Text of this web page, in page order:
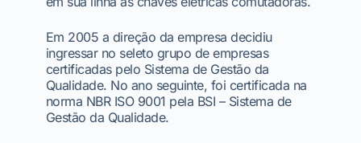
Em 2005 a direção da empresa decidiu
ingressar no seleto grupo de empresas
certificadas pelo Sistema de Gestão da
Qualidade. No ano seguinte, foi certificada na
norma NBR ISO 9001 pela BSI – Sistema de
Gestão da Qualidade.